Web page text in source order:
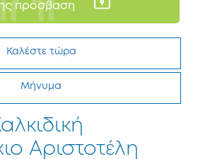
πρόσβαση
Καλέστε τώρα
Μήνυμα
Αριστοτέλη